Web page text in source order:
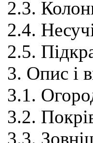
2.3.
2.4.
2.5.
3. Опис і
3.1.
3.2.
3.3.